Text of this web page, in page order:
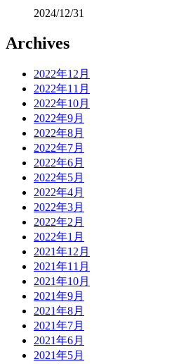
2024/12/31
Archives
2022年12月
2022年11月
2022年10月
2022年9月
2022年8月
2022年7月
2022年6月
2022年5月
2022年4月
2022年3月
2022年2月
2022年1月
2021年12月
2021年11月
2021年10月
2021年9月
2021年8月
2021年7月
2021年6月
2021年5月